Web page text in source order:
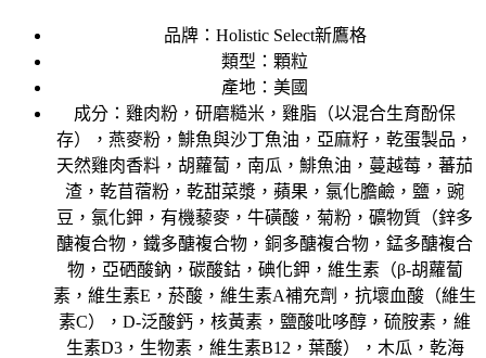
品牌：Holistic Select新鷹格
類型：顆粒
產地：美國
成分：雞肉粉，研磨糙米，雞脂（以混合生育酚保
存），燕麥粉，鯡魚與沙丁魚油，亞麻籽，乾蛋製品，
天然雞肉香料，胡蘿蔔，南瓜，鯡魚油，蔓越莓，蕃茄
渣，乾苜蓿粉，乾甜菜漿，蘋果，氯化膽鹼，鹽，豌
豆，氯化鉀，有機藜麥，牛磺酸，菊粉，礦物質（鋅多
醣複合物，鐵多醣複合物，銅多醣複合物，錳多醣複合
物，亞硒酸鈉，碳酸鈷，碘化鉀，維生素（β-胡蘿蔔
素，維生素E，菸酸，維生素A補充劑，抗壞血酸（維生
素C），D-泛酸鈣，核黃素，鹽酸吡哆醇，硫胺素，維
生素D3，生物素，維生素B12，葉酸），木瓜，乾海